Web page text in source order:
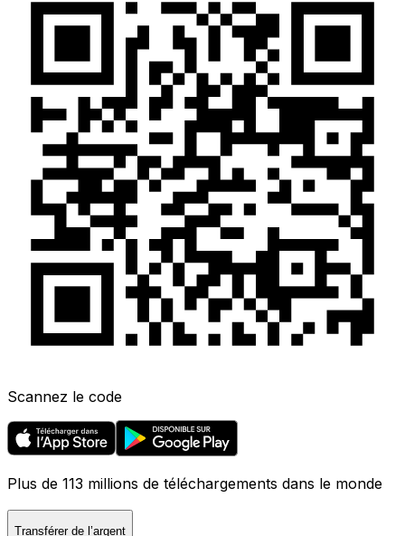
Scannez le code
Plus de 113 millions de téléchargements dans le monde
Transférer de l’argent